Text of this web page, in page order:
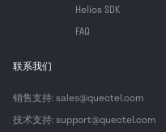
Helios SDK
FAQ
联系我们
销售支持: sales@quectel.com
技术支持: support@quectel.com